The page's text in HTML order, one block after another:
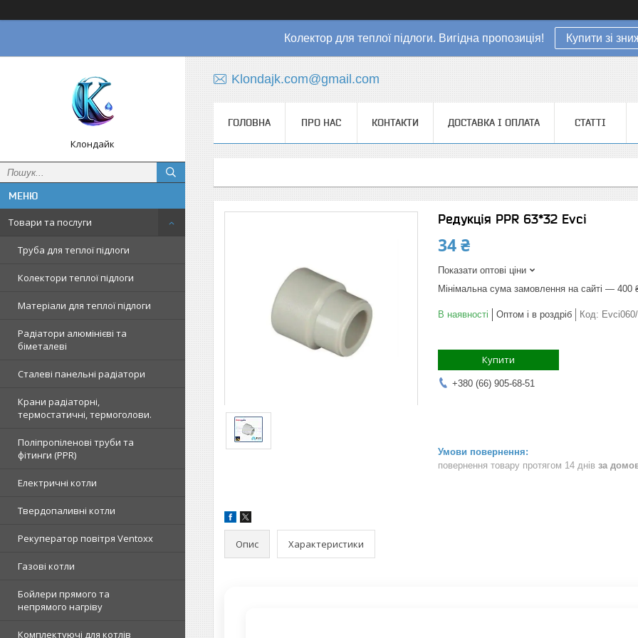
Колектор для теплої підлоги. Вигідна пропозиція! Купити зі
Клондайк
Товари та послуги
Труба для теплої підлоги
Колектори теплої підлоги
Матеріали для теплої підлоги
Радіатори алюмінієві та
біметалеві
Сталеві панельні радіатори
Крани радіаторні,
термостатичні, термоголови.
Поліпропіленові труби та
фітинги (PPR)
Електричні котли
Твердопаливні котли
Рекуператор повітря Ventoxx
Газові котли
Бойлери прямого та
непрямого нагріву
Комплектуючі для котлів
Klondajk.com@gmail.com
ГОЛОВНА ПРО НАС КОНТАКТИ ДОСТАВКА І ОПЛАТА СТАТТІ
Редукція PPR 63*32 Evci
34 ₴
Показати оптові ціни
Мінімальна сума замовлення на сайті — 400
В наявності Оптом і в роздріб Код:
Купити
+380 (66) 905-68-51
повернення товару протягом 14 днів за
Опис Характеристики